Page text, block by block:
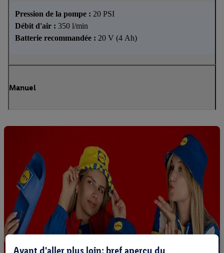
Pression de la pompe : 20 PSI
Débit d'air : 350 l/min
Batterie recommandée : 20 V (4 Ah)
Manuel
Avant d'aller plus loin: bref aperçu du